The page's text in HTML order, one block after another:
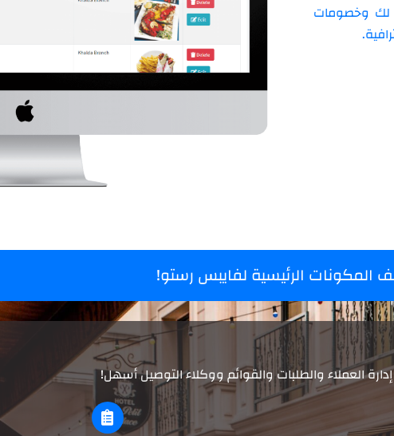
لك وخصومات
المكونات الرئيسية لفايبس رستو!
العملاء والطلبات والقوائم ووكلاء التوصيل أسهل!